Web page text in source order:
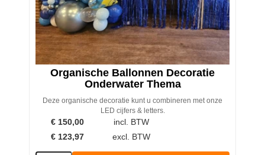
Organische Ballonnen Decoratie
Onderwater Thema
Deze organische decoratie kunt u combineren met onze
LED cijfers & letters.
€ 150,00
incl. BTW
€ 123,97 excl. BTW